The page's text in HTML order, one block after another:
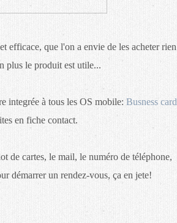
efficace, que l'on a envie de les acheter rien
plus le produit est utile...
integrée à tous les OS mobile: Busness card
en fiche contact.
de cartes, le mail, le numéro de téléphone,
démarrer un rendez-vous, ça en jete!